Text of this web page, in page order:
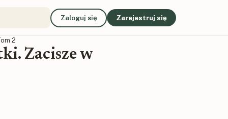
Zaloguj się Zarejestruj się
2
Zacisze w